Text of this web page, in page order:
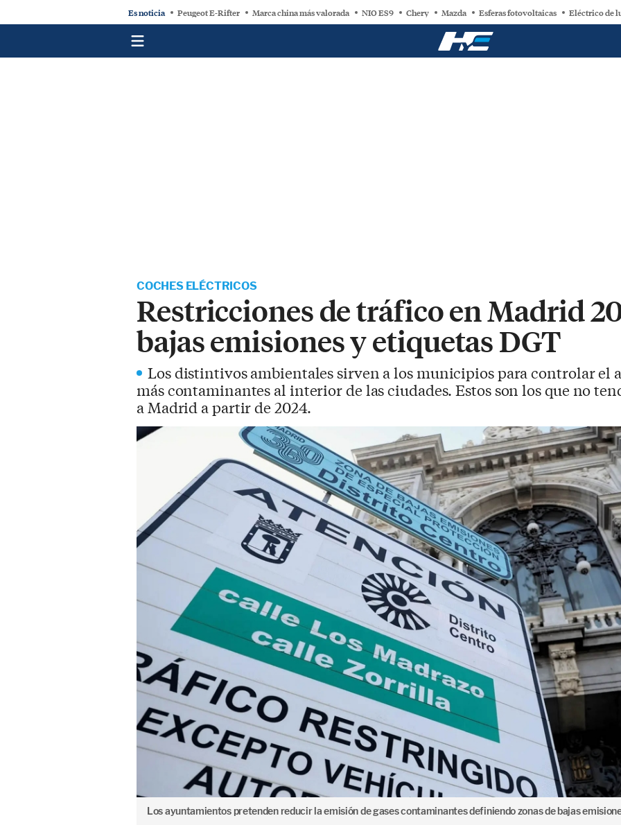
Es noticia Peugeot E-Rifter Marca china más valorada NIO ES9 Chery Mazda Esferas fotovoltaicas Eléctrico de
COCHES ELÉCTRICOS
Restricciones de tráfico en Madrid
bajas emisiones y etiquetas DGT
Los distintivos ambientales sirven a los municipios para controlar el
más contaminantes al interior de las ciudades. Estos son los que no
a Madrid a partir de 2024.
Los ayuntamientos pretenden reducir la emisión de gases contaminantes definiendo zonas de bajas